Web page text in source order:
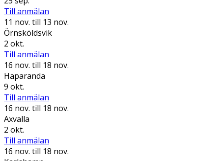
Till anmälan
11 nov. till 13 nov.
Örnsköldsvik
2 okt.
Till anmälan
16 nov. till 18 nov.
Haparanda
9 okt.
Till anmälan
16 nov. till 18 nov.
Axvalla
2 okt.
Till anmälan
16 nov. till 18 nov.